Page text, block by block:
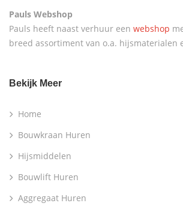
Pauls Webshop
Pauls heeft naast verhuur een webshop
breed assortiment van o.a. hijsmaterialen
Bekijk Meer
Home
Bouwkraan Huren
Hijsmiddelen
Bouwlift Huren
Aggregaat Huren